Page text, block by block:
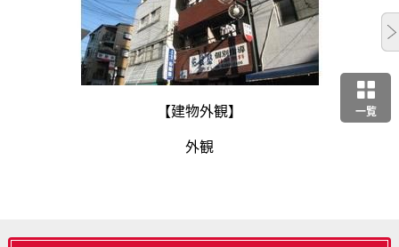
一覧
【建物外観】
外観